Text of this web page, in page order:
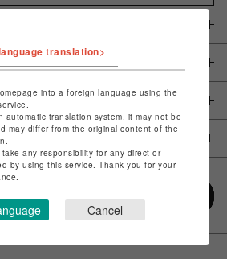
translation>
into a foreign language using the
automatic translation system, it may not be
may differ from the original content of the
any responsibility for any direct or
by using this service. Thank you for your
Cancel